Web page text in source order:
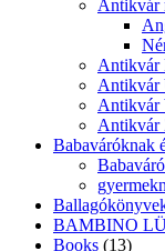
(0)
DVD -
DVD -
DVD -
DVD -
Coaching,
Diafilm (57)